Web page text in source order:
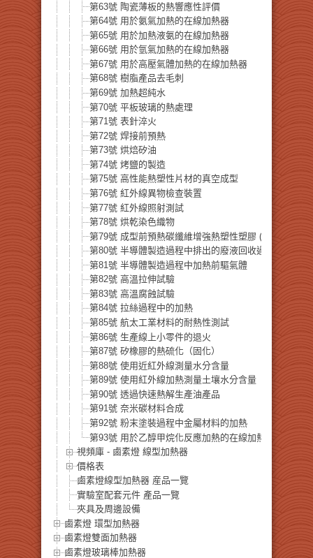
第63號 陶瓷薄板的熱響應性評價
第64號 用於氨氣加熱的在線加熱器
第65號 用於加熱液氨的在線加熱器
第66號 用於氫氣加熱的在線加熱器
第67號 用於高壓氣體加熱的在線加熱器
第68號 樹脂產品去毛刺
第69號 加熱超純水
第70號 平板玻璃的熱處理
第71號 表針淬火
第72號 焊接前預熱
第73號 烘焙矽油
第74號 烤鹽的製造
第75號 高性能熱塑性片材的真空成型
第76號 紅外線異物檢查裝置
第77號 紅外線照射測試
第78號 烘乾染色織物
第79號 成型前預熱碳纖維增強熱塑性塑膠 (CFRTP)
第80號 半導體製造過程中排出的廢液回收過程中矽粉的
第81號 半導體製造過程中加熱前驅氣體
第82號 高溫拉伸試驗
第83號 高溫腐蝕試驗
第84號 拉絲過程中的加熱
第85號 航太工業材料的耐熱性測試
第86號 生產線上小零件的退火
第87號 矽橡膠的熱硫化（固化）
第88號 使用近紅外線測量水分含量
第89號 使用紅外線加熱測量土壤水分含量
第90號 透過快速熱解生產油產品
第91號 奈米碳材料合成
第92號 粉末塗裝過程中金屬材料的加熱
第93號 用於乙醇甲烷化反應加熱的在線加熱器
視頻庫 - 鹵素燈 線型加熱器
價格表
鹵素燈線型加熱器 産品一覽
實驗室配套元件 產品一覽
夾具及周邊設備
鹵素燈 環型加熱器
鹵素燈雙面加熱器
鹵素燈玻璃棒加熱器